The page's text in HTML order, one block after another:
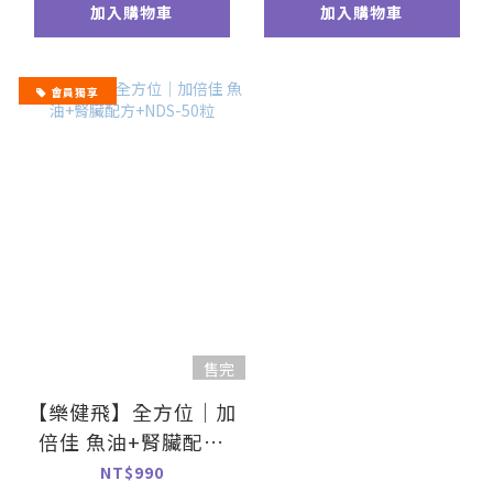
加入購物車 加入購物車
會員獨享
售完
【樂健飛】全方位｜加
倍佳 魚油+腎臟配方
+NDS-50粒
NT$990